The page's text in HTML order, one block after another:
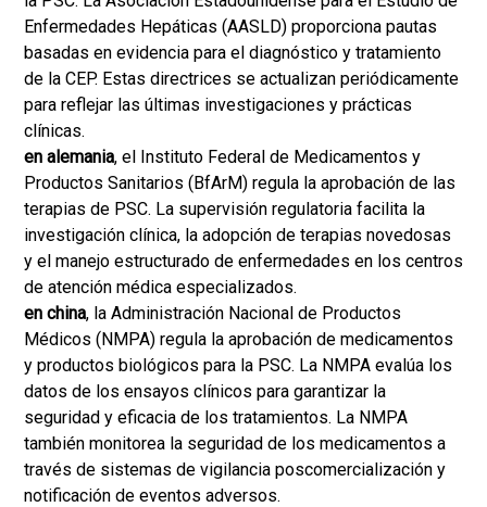
Enfermedades Hepáticas (AASLD) proporciona pautas
basadas en evidencia para el diagnóstico y tratamiento
de la CEP. Estas directrices se actualizan periódicamente
para reflejar las últimas investigaciones y prácticas
clínicas.
en alemania, el Instituto Federal de Medicamentos y
Productos Sanitarios (BfArM) regula la aprobación de las
terapias de PSC. La supervisión regulatoria facilita la
investigación clínica, la adopción de terapias novedosas
y el manejo estructurado de enfermedades en los centros
de atención médica especializados.
en china, la Administración Nacional de Productos
Médicos (NMPA) regula la aprobación de medicamentos
y productos biológicos para la PSC. La NMPA evalúa los
datos de los ensayos clínicos para garantizar la
seguridad y eficacia de los tratamientos. La NMPA
también monitorea la seguridad de los medicamentos a
través de sistemas de vigilancia poscomercialización y
notificación de eventos adversos.